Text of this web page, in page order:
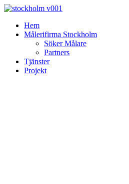
Skip
contentHem
Målerifirma Stockholm
Söker Målare
Partners
Tjänster
Projekt